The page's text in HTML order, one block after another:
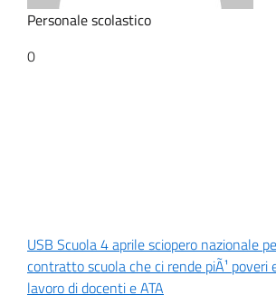
Personale scolastico
0
USB Scuola 4 aprile sciopero nazionale
contratto scuola che ci rende piÃ¹ poveri
lavoro di docenti e ATA